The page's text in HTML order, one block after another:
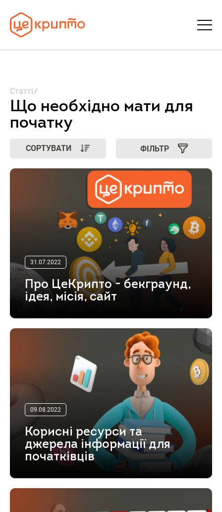
Про ЦеКрипто
Увійти | Реєстрація
Статті
Що необхідно мати для
початку
СОРТУВАТИ ФІЛЬТР
31.07.2022
Про ЦеКрипто - бекграунд,
ідея, місія, сайт
09.08.2022
Корисні ресурси та
джерела інформації для
початківців